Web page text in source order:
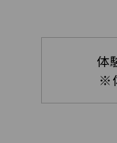
体
※